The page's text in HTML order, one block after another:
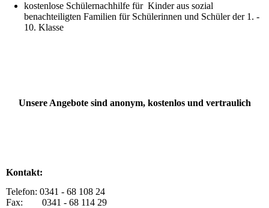
kostenlose Schülernachhilfe für Kinder aus sozial
benachteiligten Familien für Schülerinnen und Schüler der 1. -
10. Klasse
Unsere Angebote sind anonym, kostenlos und vertraulich
Kontakt:
Telefon: 0341 - 68 108 24
Fax: 0341 - 68 114 29